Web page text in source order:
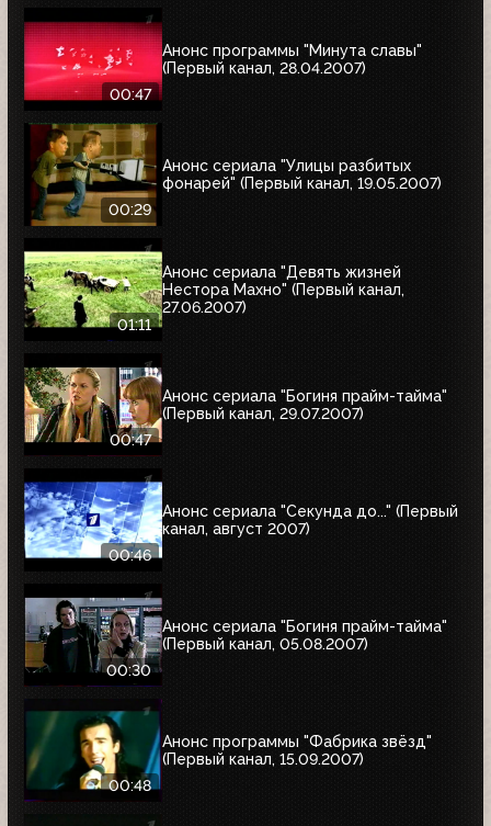
00:47
Анонс программы "Минута славы"
(Первый канал, 28.04.2007)
00:29
Анонс сериала "Улицы разбитых
фонарей" (Первый канал, 19.05.2007)
01:11
Анонс сериала "Девять жизней
Нестора Махно" (Первый канал,
27.06.2007)
00:47
Анонс сериала "Богиня прайм-тайма"
(Первый канал, 29.07.2007)
00:46
Анонс сериала "Секунда до..." (Первый
канал, август 2007)
00:30
Анонс сериала "Богиня прайм-тайма"
(Первый канал, 05.08.2007)
00:48
Анонс программы "Фабрика звёзд"
(Первый канал, 15.09.2007)